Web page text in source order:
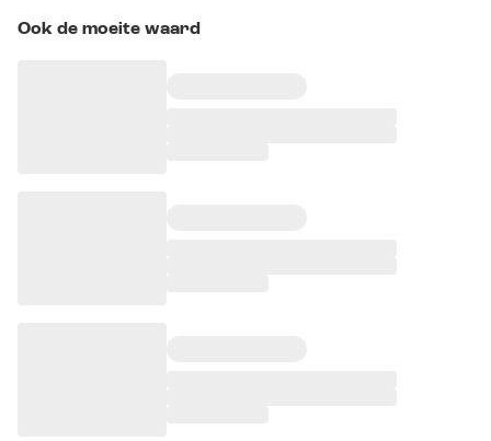
Ook de moeite waard